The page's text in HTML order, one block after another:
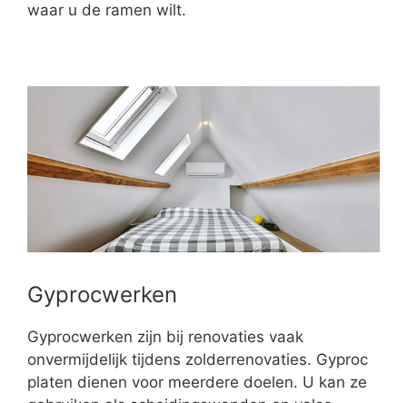
waar u de ramen wilt.
Gyprocwerken
Gyprocwerken zijn bij renovaties vaak
onvermijdelijk tijdens zolderrenovaties. Gyproc
platen dienen voor meerdere doelen. U kan ze